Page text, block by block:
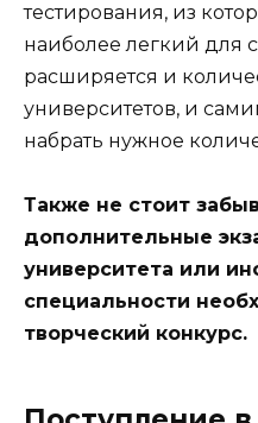
тестирования, из
наиболее легкий для
расширяется и
университетов, и
набрать нужное
Также не стоит
дополнительные
университета или
специальности
творческий конкурс.